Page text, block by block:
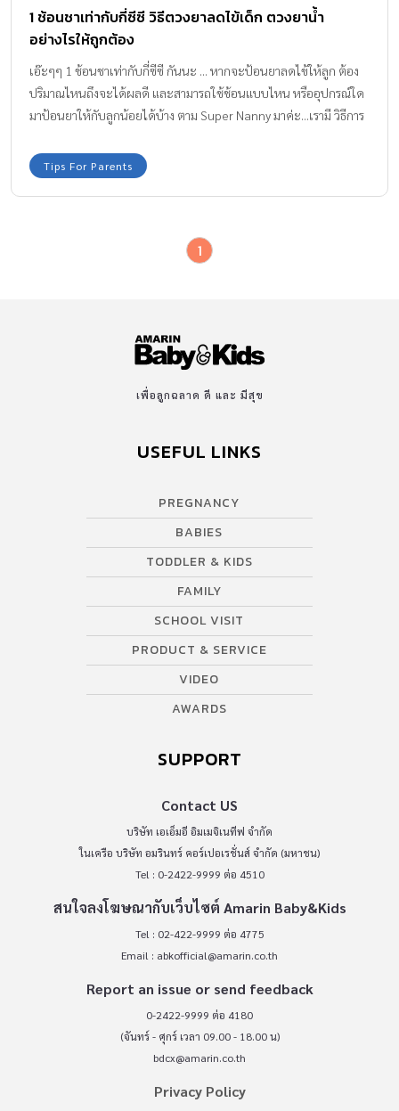
1 ช้อนชาเท่ากับกี่ซีซี วิธีตวงยาลดไข้เด็ก ตวงยาน้ำ
อย่างไรให้ถูกต้อง
เอ๊ะๆๆ 1 ช้อนชาเท่ากับกี่ซีซี กันนะ ... หากจะป้อนยาลดไข้ให้ลูก ต้อง
ปริมาณไหนถึงจะได้ผลดี และสามารถใช้ช้อนแบบไหน หรืออุปกรณ์ใด
มาป้อนยาให้กับลูกน้อยได้บ้าง ตาม Super Nanny มาค่ะ...เรามี วิธีการ
Tips For Parents
1
เพื่อลูกฉลาด ดี และ มีสุข
USEFUL LINKS
PREGNANCY
BABIES
TODDLER & KIDS
FAMILY
SCHOOL VISIT
PRODUCT & SERVICE
VIDEO
AWARDS
SUPPORT
Contact US
บริษัท เอเอ็มอี อิมเมจิเนทีฟ จำกัด
ในเครือ บริษัท อมรินทร์ คอร์เปอเรชั่นส์ จำกัด (มหาชน)
Tel : 0-2422-9999 ต่อ 4510
สนใจลงโฆษณากับเว็บไซต์ Amarin Baby&Kids
Tel : 02-422-9999 ต่อ 4775
Email : abkofficial@amarin.co.th
Report an issue or send feedback
0-2422-9999 ต่อ 4180
(จันทร์ - ศุกร์ เวลา 09.00 - 18.00 น)
bdcx@amarin.co.th
Privacy Policy